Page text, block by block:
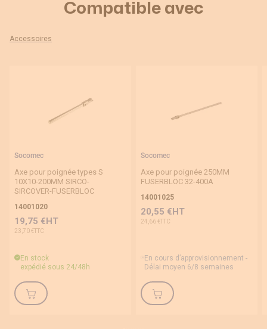
Compatible avec
Accessoires
Socomec
Axe pour poignée types S
10X10-200MM SIRCO-
SIRCOVER-FUSERBLOC
14001020
23,70 €
19,75 €
En stock
expédié sous 24/48h
Socomec
Axe pour poignée 250MM
FUSERBLOC 32-400A
14001025
24,66 €
20,55 €
En cours d’approvisionnement -
Délai moyen 6/8 semaines